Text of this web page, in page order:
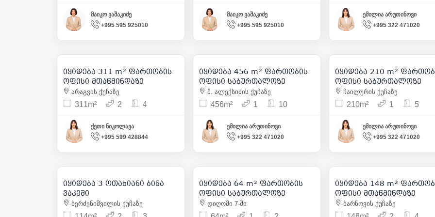
მაიკო ვაშაკიძე
+995 595 925010
მაიკო ვაშაკიძე
+995 595 925010
ემილია არუთინოვი
+995 322 471020
12
700 000 | m² 2 251
იყიდება 311 m² ფართობის
ოფისი მთაწმინდაზე
არაგვის ქუჩაზე
311m² 2 4
ქეთი ნიკოლავა
+995 599 428844
12
1 687 200 | m² 3 700
იყიდება 456 m² ფართობის
ოფისი საბურთალოზე
მ. ალექსიძის ქუჩაზე
456m² 1 10
ემილია არუთინოვი
+995 322 471020
11
305 000 | m² 1
იყიდება 210 m²
ოფისი საბურთალოზე
ჩაილურის ქუჩაზე
210m² 1 5
ემილია არუთინოვი
+995 322 471020
13
300 000 | m² 2 632
იყიდება 3 ოთახიანი ბინა
ვაკეში
ბერძენიშვილის ქუჩაზე
8
105 000 | m² 1 641
იყიდება 64 m² ფართობის
ოფისი საბურთალოზე
დიღომი 7-ში
4
770 000 | m² 5
იყიდება 148 m²
ოფისი მთაწმინდაზე
ბარნოვის ქუჩაზე